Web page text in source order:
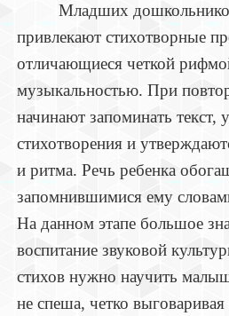
Младших
привлекают стихотворные
отличающиеся четкой
музыкальностью. При
начинают запоминать текст,
стихотворения и
и ритма. Речь ребенка
запомнившимися ему
На данном этапе большое
воспитание звуковой
стихов нужно научить
не спеша, четко